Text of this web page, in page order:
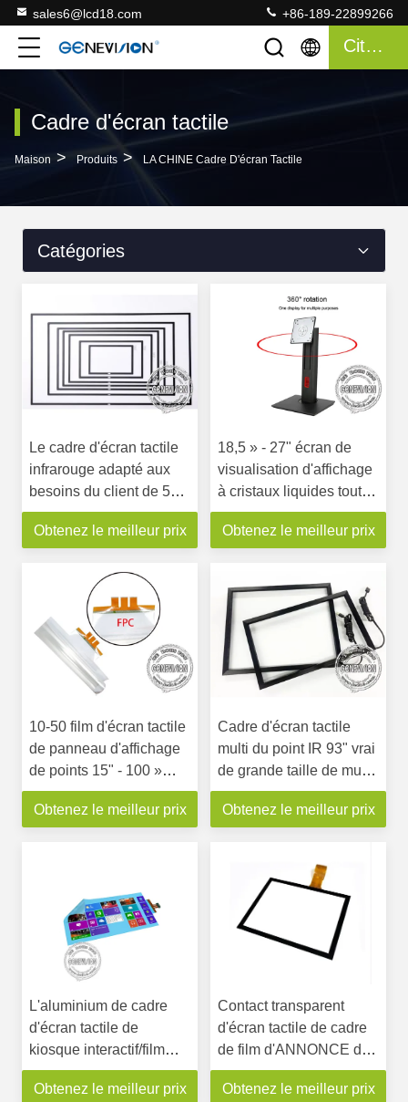
sales6@lcd18.com +86-189-22899266
Citation
Cadre d'écran tactile
Maison > Produits > LA CHINE Cadre D'écran Tactile
Catégories
Le cadre d'écran tactile
infrarouge adapté aux
besoins du client de 55
pouces a courbé 4*8
avec le plug and play
Obtenez le meilleur prix
18,5 » - 27" écran de
visualisation d'affichage
à cristaux liquides tout
dans une inclinaison de
support de Tableau en
soutien de moniteur de
rotation de 360 degrés
Obtenez le meilleur prix
10-50 film d'écran tactile
de panneau d'affichage
de points 15" - 100 »
interactifs flexibles avec
USB
Obtenez le meilleur prix
Cadre d'écran tactile
multi du point IR 93" vrai
de grande taille de mur
visuel avec l'interface
d'USB
Obtenez le meilleur prix
L'aluminium de cadre
d'écran tactile de
kiosque interactif/film
multi 43 transparents
avancent la garantie
Obtenez le meilleur prix
Contact transparent
d'écran tactile de cadre
de film d'ANNONCE de
la taille multi nanoe
PCAP de joueur
Obtenez le meilleur prix